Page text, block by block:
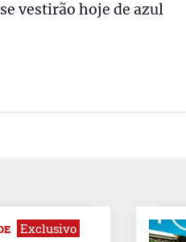
vestirão hoje de azul
Exclusivo